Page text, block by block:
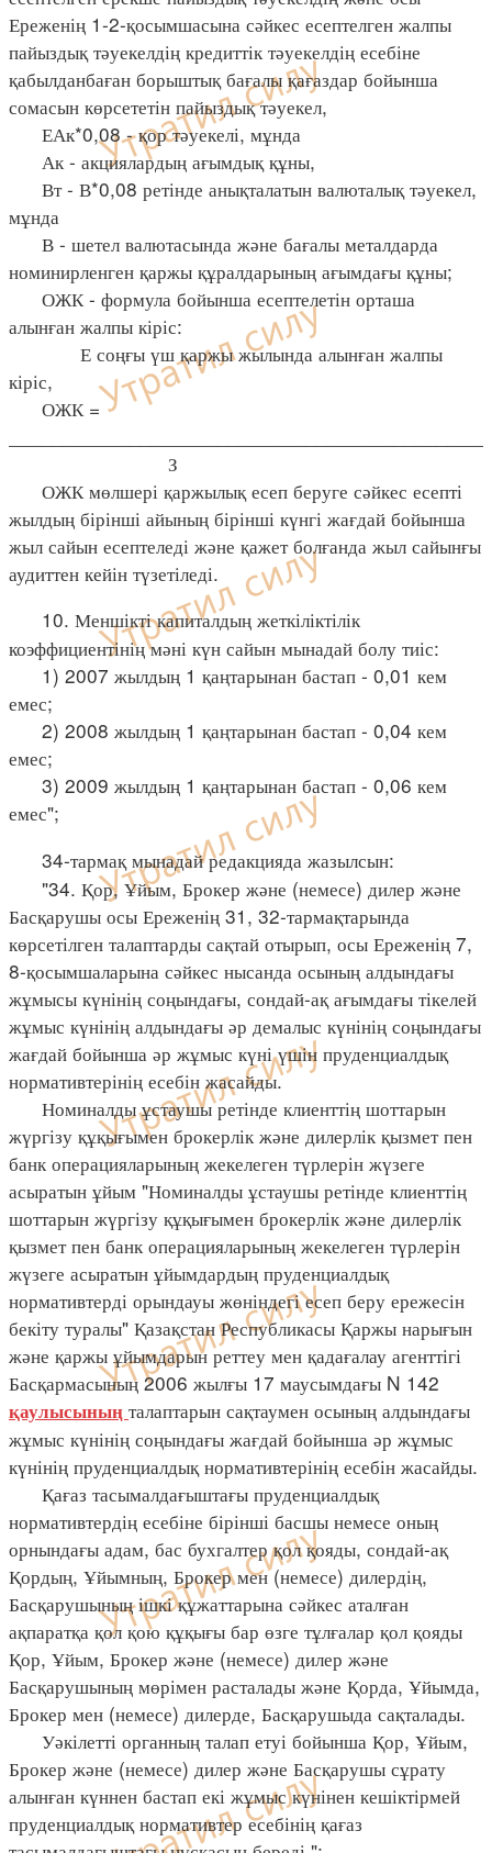
Ереженің 1-2-қосымшасына сәйкес есептелген жалпы
пайыздық тәуекелдің кредиттік тәуекелдің есебіне
қабылданбаған борыштық бағалы қағаздар бойынша
сомасын көрсететін пайыздық тәуекел,
ЕАк*0,08 - қор тәуекелі, мұнда
Ак - акциялардың ағымдық құны,
Вт - В*0,08 ретінде анықталатын валюталық тәуекел,
мұнда
В - шетел валютасында және бағалы металдарда
номинирленген қаржы құралдарының ағымдағы құны;
ОЖК - формула бойынша есептелетін орташа
алынған жалпы кіріс:
Е соңғы үш қаржы жылында алынған жалпы
кіріс,
ОЖК =
З
ОЖК мөлшері қаржылық есеп беруге сәйкес есепті
жылдың бірінші айының бірінші күнгі жағдай бойынша
жыл сайын есептеледі және қажет болғанда жыл сайынғы
аудиттен кейін түзетіледі.
10. Меншікті капиталдың жеткіліктілік
коэффициентінің мәні күн сайын мынадай болу тиіс:
1) 2007 жылдың 1 қаңтарынан бастап - 0,01 кем
емес;
2) 2008 жылдың 1 қаңтарынан бастап - 0,04 кем
емес;
3) 2009 жылдың 1 қаңтарынан бастап - 0,06 кем
емес";
34-тармақ мынадай редакцияда жазылсын:
"34. Қор, Ұйым, Брокер және (немесе) дилер және
Басқарушы осы Ереженің 31, 32-тармақтарында
көрсетілген талаптарды сақтай отырып, осы Ереженің 7,
8-қосымшаларына сәйкес нысанда осының алдындағы
жұмысы күнінің соңындағы, сондай-ақ ағымдағы тікелей
жұмыс күнінің алдындағы әр демалыс күнінің соңындағы
жағдай бойынша әр жұмыс күні үшін пруденциалдық
нормативтерінің есебін жасайды.
Номиналды ұстаушы ретінде клиенттің шоттарын
жүргізу құқығымен брокерлік және дилерлік қызмет пен
банк операцияларының жекелеген түрлерін жүзеге
асыратын ұйым "Номиналды ұстаушы ретінде клиенттің
шоттарын жүргізу құқығымен брокерлік және дилерлік
қызмет пен банк операцияларының жекелеген түрлерін
жүзеге асыратын ұйымдардың пруденциалдық
нормативтерді орындауы жөніндегі есеп беру ережесін
бекіту туралы" Қазақстан Республикасы Қаржы нарығын
және қаржы ұйымдарын реттеу мен қадағалау агенттігі
Басқармасының 2006 жылғы 17 маусымдағы N 142
қаулысының талаптарын сақтаумен осының алдындағы
жұмыс күнінің соңындағы жағдай бойынша әр жұмыс
күнінің пруденциалдық нормативтерінің есебін жасайды.
Қағаз тасымалдағыштағы пруденциалдық
нормативтердің есебіне бірінші басшы немесе оның
орнындағы адам, бас бухгалтер қол қояды, сондай-ақ
Қордың, Ұйымның, Брокер мен (немесе) дилердің,
Басқарушының ішкі құжаттарына сәйкес аталған
ақпаратқа қол қою құқығы бар өзге тұлғалар қол қояды
Қор, Ұйым, Брокер және (немесе) дилер және
Басқарушының мөрімен расталады және Қорда, Ұйымда,
Брокер мен (немесе) дилерде, Басқарушыда сақталады.
Уәкілетті органның талап етуі бойынша Қор, Ұйым,
Брокер және (немесе) дилер және Басқарушы сұрату
алынған күннен бастап екі жұмыс күнінен кешіктірмей
пруденциалдық нормативтер есебінің қағаз